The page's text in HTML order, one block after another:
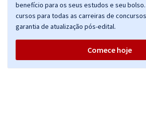
benefício para os seus estudos e seu bolso.
cursos para todas as carreiras de
garantia de atualização pós-edital.
Comece hoje